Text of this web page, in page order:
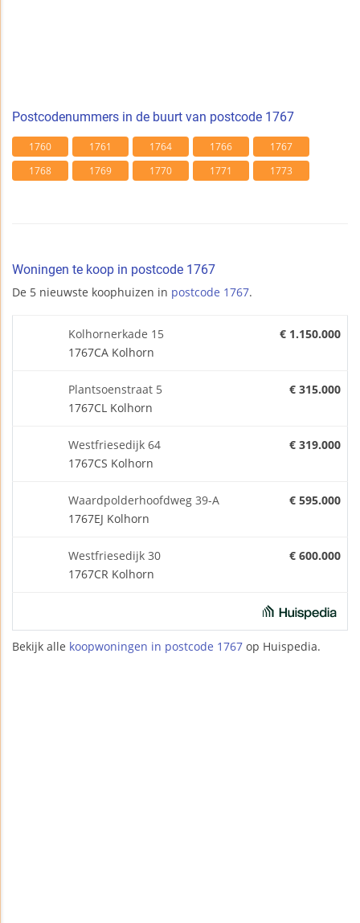
Postcodenummers in de buurt van postcode 1767
1760 1761 1764 1766
1767
1768
1769 1770 1771 1773
Woningen te koop in postcode 1767
De 5 nieuwste koophuizen in postcode 1767.
Kolhornerkade 15
1767CA Kolhorn
€ 1.150.000
Plantsoenstraat 5
1767CL Kolhorn
€ 315.000
Westfriesedijk 64
1767CS Kolhorn
€ 319.000
Waardpolderhoofdweg 39-A
1767EJ Kolhorn
€ 595.000
Westfriesedijk 30
1767CR Kolhorn
€ 600.000
Bekijk alle koopwoningen in postcode 1767 op Huispedia.